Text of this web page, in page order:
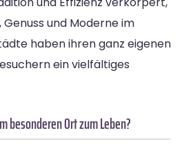
und Moderne im
haben ihren ganz eigenen
ein vielfältiges
besonderen Ort zum Leben?